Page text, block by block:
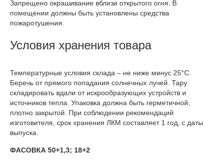
Запрещено окрашивание вблизи открытого огня. В
помещении должны быть установлены средства
пожаротушения.
Условия хранения товара
Температурные условия склада – не ниже минус 25°С.
Беречь от прямого попадания солнечных лучей. Тару
складировать вдали от искрообразующих устройств и
источников тепла. Упаковка должна быть герметичной,
плотно закрытой. При соблюдении рекомендаций
изготовителя, срок хранения ЛКМ составляет 1 год, с даты
выпуска.
ФАСОВКА 50+1,3; 18+2